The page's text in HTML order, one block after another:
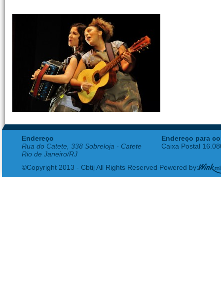
Endereço
Rua do Catete, 338 Sobreloja - Catete
Rio de Janeiro/RJ
Endereço para
Caixa Postal
©Copyright 2013 - Cbtij All Rights Reserved Powered by: